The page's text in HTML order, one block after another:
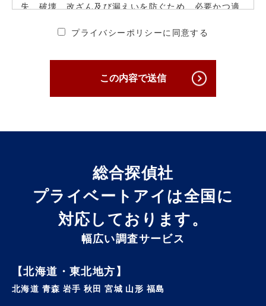
失、破壊、改ざん及び漏えいを防ぐため、必要かつ適
扱います。
3. 個人情報の第三者への提供について
原則として当社は収集した個人情報は厳重に管理し、
ご本人の事前の了承なく第三者に開示することはあり
ただし、ご本人の事前の了承を得たうえでご本人が希
弁護士会、消費者センターまたはこれらに準じた権限
を有する機関から、個人情報の開示を求められた場
合、当社はこれに応じて情報を開示することがありま
す。及び当社の権利や財産を保護する目的で開示する
ことがあります。
当社は、ご本人からお申し出があったときは、ご本人
プライバシーポリシーに同意する
この内容で送信
総合探偵社
プライベートアイは全国に
対応しております。
幅広い調査サービス
【北海道・東北地方】
北海道 青森 岩手 秋田 宮城 山形 福島